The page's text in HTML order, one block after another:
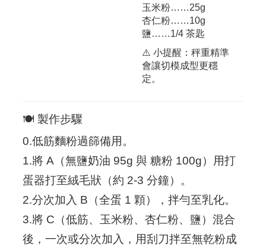
玉米粉……25g
杏仁粉……10g
鹽……1/4 茶匙
⚠️ 小提醒：秤重精準
會讓切模成型更穩
定。
🍽 製作步驟
0.低筋麵粉過篩備用。
1.將 A（無鹽奶油 95g 與 糖粉 100g）用打
蛋器打至絨毛狀（約 2-3 分鐘）。
2.分次加入 B（全蛋 1 顆），拌勻至乳化。
3.將 C（低筋、玉米粉、杏仁粉、鹽）混合
後，一次或分次加入，用刮刀拌至無乾粉成